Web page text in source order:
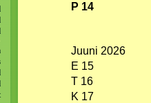
P 14
Juuni 2026
E 15
T 16
K 17